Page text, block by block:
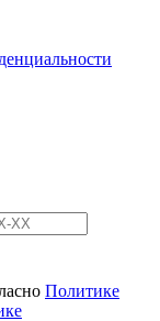
Политике